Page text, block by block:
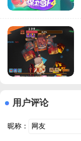
用户评论
昵称：